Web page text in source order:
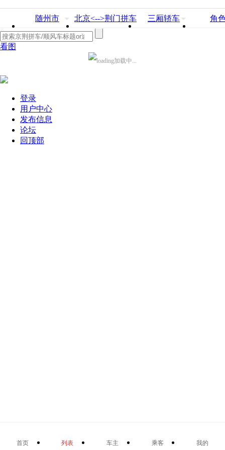
随州市 北京<-->荆门拼车 三厢轿车 角
看图
加载中...
登录
用户中心
发布信息
论坛
回顶部
首页 列表 车主 乘客 我的